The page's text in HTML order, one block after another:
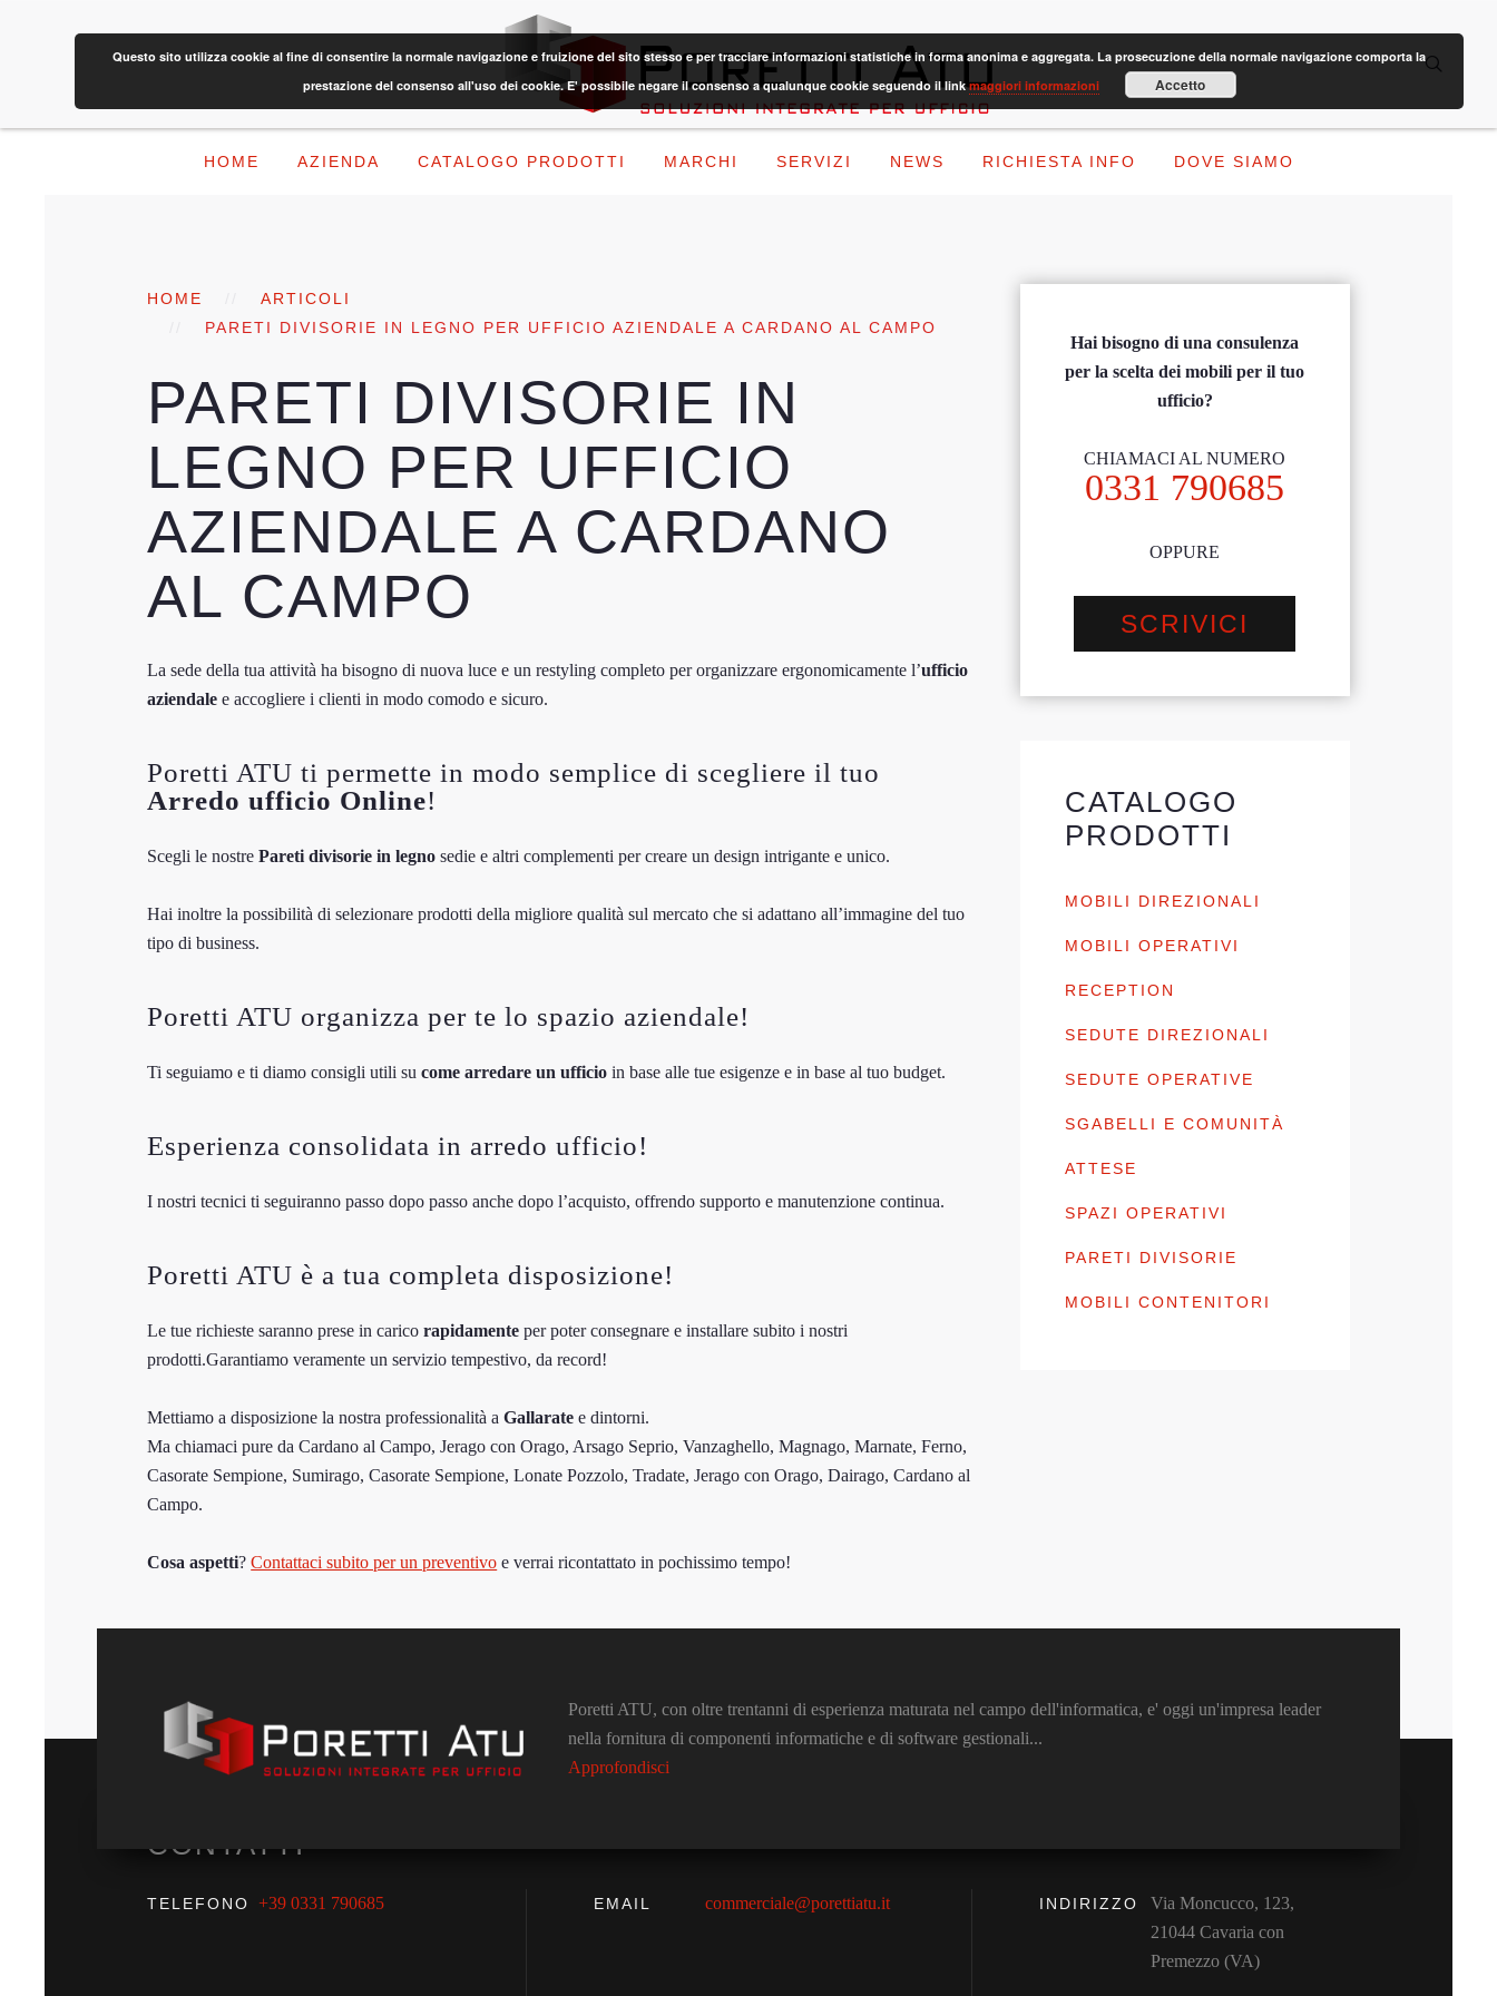
HOME AZIENDA CATALOGO PRODOTTI MARCHI SERVIZI NEWS RICHIESTA INFO DOVE SIAMO
HOME
ARTICOLI
PARETI DIVISORIE IN LEGNO PER UFFICIO AZIENDALE A CARDANO AL CAMPO
PARETI DIVISORIE IN
LEGNO PER UFFICIO
AZIENDALE A CARDANO
AL CAMPO
La sede della tua attività ha bisogno di nuova luce e un restyling completo per organizzare ergonomicamente l’ufficio
aziendale e accogliere i clienti in modo comodo e sicuro.
Poretti ATU ti permette in modo semplice di scegliere il tuo
Arredo ufficio Online!
Scegli le nostrePareti divisorie in legno sedie e altri complementi per creare un design intrigante e unico.
Hai inoltre la possibilità di selezionare prodotti della migliore qualità sul mercato che si adattano all’immagine del tuo
tipo di business.
Poretti ATU organizza per te lo spazio aziendale!
Ti seguiamo e ti diamo consigli utili sucome arredare un ufficio in base alle tue esigenze e in base al tuo budget.
Esperienza consolidata in arredo ufficio!
I nostri tecnici ti seguiranno passo dopo passo anche dopo l’acquisto, offrendo supporto e manutenzione continua.
Poretti ATU è a tua completa disposizione!
Le tue richieste saranno prese in caricorapidamente per poter consegnare e installare subito i nostri
prodotti.Garantiamo veramente un servizio tempestivo, da record!
Mettiamo a disposizione la nostra professionalità aGallarate e dintorni.
Ma chiamaci pure da Cardano al Campo, Jerago con Orago, Arsago Seprio, Vanzaghello, Magnago, Marnate, Ferno,
Casorate Sempione, Sumirago, Casorate Sempione, Lonate Pozzolo, Tradate, Jerago con Orago, Dairago, Cardano al
Campo.
Cosa aspetti?Contattaci subito per un preventivo e verrai ricontattato in pochissimo tempo!
Hai bisogno di una consulenza
per la scelta dei mobili per il tuo
ufficio?
CHIAMACI AL NUMERO
0331 790685
OPPURE
SCRIVICI
CATALOGO
PRODOTTI
MOBILI DIREZIONALI
MOBILI OPERATIVI
RECEPTION
SEDUTE DIREZIONALI
SEDUTE OPERATIVE
SGABELLI E COMUNITÀ
ATTESE
SPAZI OPERATIVI
PARETI DIVISORIE
MOBILI CONTENITORI
Poretti ATU, con oltre trentanni di esperienza maturata nel campo dell'informatica, e' oggi un'impresa leader
nella fornitura di componenti informatiche e di software gestionali...
Approfondisci
CONTATTI
TELEFONO +39 0331 790685 EMAIL commerciale@porettiatu.it INDIRIZZO
Via Moncucco, 123,
21044 Cavaria con
Premezzo (VA)
Questo sito utilizza cookie al fine di consentire la normale navigazione e fruizione del sito stesso e per tracciare informazioni statistiche in forma anonima e aggregata. La prosecuzione della normale navigazione comporta la
prestazione del consenso all'uso dei cookie. E' possibile negare il consenso a qualunque cookie seguendo il linkmaggiori informazioni Accetto